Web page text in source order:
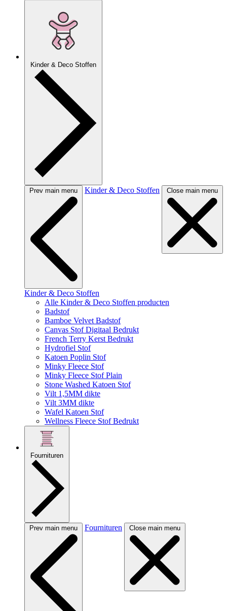
Kinder & Deco Stoffen
Prev main menu Kinder & Deco Stoffen Close main menu
Kinder & Deco Stoffen
Alle Kinder & Deco Stoffen producten
Badstof
Bamboe Velvet Badstof
Canvas Stof Digitaal Bedrukt
French Terry Kerst Bedrukt
Hydrofiel Stof
Katoen Poplin Stof
Minky Fleece Stof
Minky Fleece Stof Plain
Stone Washed Katoen Stof
Vilt 1,5MM dikte
Vilt 3MM dikte
Wafel Katoen Stof
Wellness Fleece Stof Bedrukt
Fournituren
Prev main menu Fournituren Close main menu